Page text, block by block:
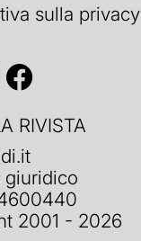
sulla privacy
RIVISTA
giuridico
2001 - 2026